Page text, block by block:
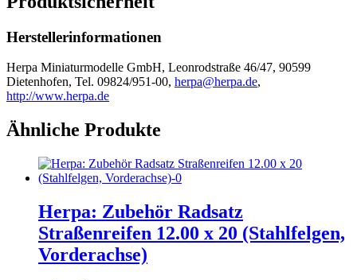
Herstellerinformationen
Herpa Miniaturmodelle GmbH, Leonrodstraße 46/47, 90599
Dietenhofen, Tel. 09824/951-00, herpa@herpa.de,
http://www.herpa.de
Ähnliche Produkte
Herpa: Zubehör Radsatz
Straßenreifen 12.00 x 20 (Stahlfelgen,
Vorderachse)